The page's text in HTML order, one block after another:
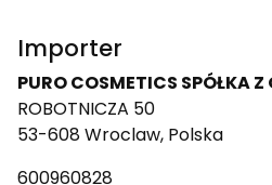
Importer
PURO COSMETICS SPÓŁKA
ROBOTNICZA 50
53-608 Wroclaw, Polska
600960828